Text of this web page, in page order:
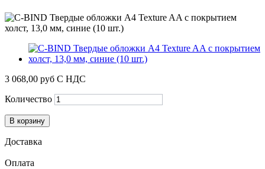
3 068,00 руб С НДС
Количество
В корзину
Доставка
Оплата